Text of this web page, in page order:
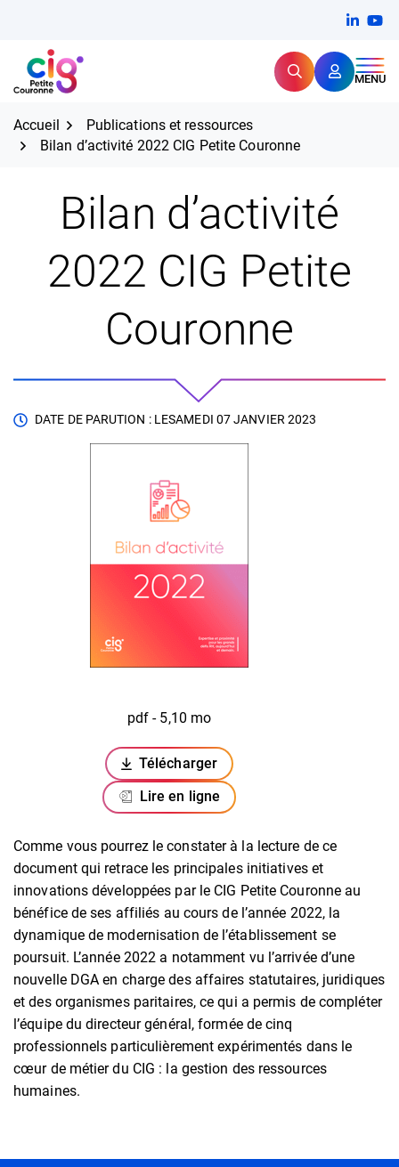
contenu
CIG Petite Couronne RechercherMENU
Expertise et proximité pour
Accueil
Publications et ressources
Bilan d’activité 2022 CIG Petite Couronne
Bilan d’activité
2022 CIG Petite
Couronne
DATE DE PARUTION : LESAMEDI 07 JANVIER 2023
pdf - 5,10 mo
Télécharger
(ouverture dans un nouvel onglet)
Lire en ligne
Comme vous pourrez le constater à la lecture de ce
document qui retrace les principales initiatives et
innovations développées par le CIG Petite Couronne au
bénéfice de ses affiliés au cours de l’année 2022, la
dynamique de modernisation de l’établissement se
poursuit. L’année 2022 a notamment vu l’arrivée d’une
nouvelle DGA en charge des affaires statutaires, juridiques
et des organismes paritaires, ce qui a permis de compléter
l’équipe du directeur général, formée de cinq
professionnels particulièrement expérimentés dans le
cœur de métier du CIG : la gestion des ressources
humaines.